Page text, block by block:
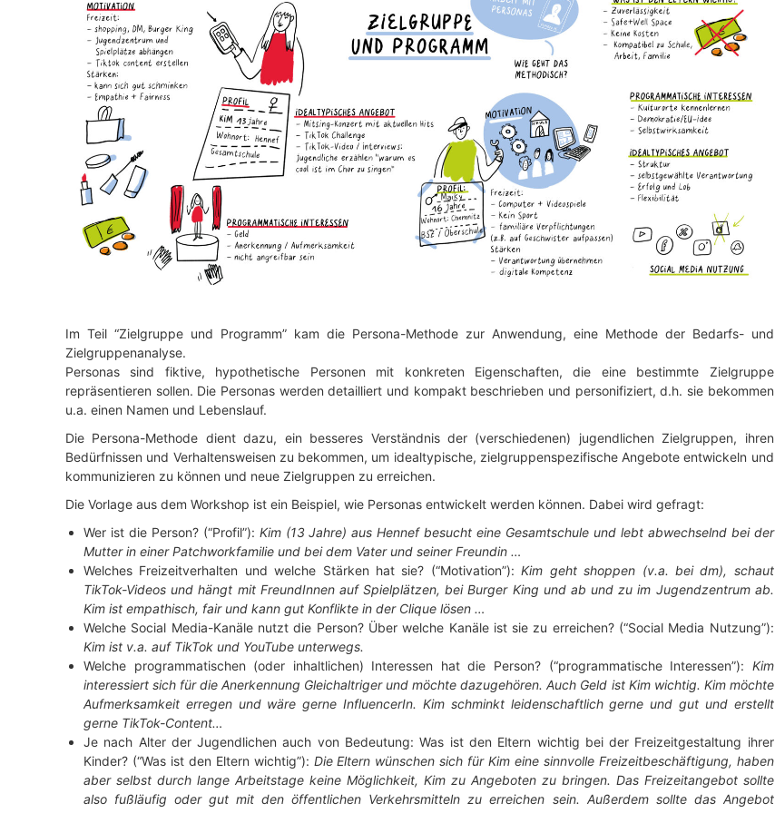
e
r
J
u
d
e
.
V
Im Teil “Zielgruppe und Programm” kam die Persona-Methode zur Anwendung, eine Methode der Bedarfs- und
Zielgruppenanalyse.
Personas sind fiktive, hypothetische Personen mit konkreten Eigenschaften, die eine bestimmte Zielgruppe
repräsentieren sollen. Die Personas werden detailliert und kompakt beschrieben und personifiziert, d.h. sie bekommen
u.a. einen Namen und Lebenslauf.
Die Persona-Methode dient dazu, ein besseres Verständnis der (verschiedenen) jugendlichen Zielgruppen, ihren
Bedürfnissen und Verhaltensweisen zu bekommen, um idealtypische, zielgruppenspezifische Angebote entwickeln und
kommunizieren zu können und neue Zielgruppen zu erreichen.
Die Vorlage aus dem Workshop ist ein Beispiel, wie Personas entwickelt werden können. Dabei wird gefragt:
Wer ist die Person? (“Profil”): Kim (13 Jahre) aus Hennef besucht eine Gesamtschule und lebt abwechselnd bei der
Mutter in einer Patchworkfamilie und bei dem Vater und seiner Freundin …
Welches Freizeitverhalten und welche Stärken hat sie? (“Motivation”):Kim geht shoppen (v.a. bei dm), schaut
TikTok-Videos und hängt mit FreundInnen auf Spielplätzen, bei Burger King und ab und zu im Jugendzentrum ab.
Kim ist empathisch, fair und kann gut Konflikte in der Clique lösen …
Welche Social Media-Kanäle nutzt die Person? Über welche Kanäle ist sie zu erreichen? (“Social Media Nutzung”):
Kim ist v.a. auf TikTok und YouTube unterwegs.
Welche programmatischen (oder inhaltlichen) Interessen hat die Person? (“programmatische Interessen”): Kim
interessiert sich für die Anerkennung Gleichaltriger und möchte dazugehören. Auch Geld ist Kim wichtig. Kim möchte
Aufmerksamkeit erregen und wäre gerne InfluencerIn. Kim schminkt leidenschaftlich gerne und gut und erstellt
gerne TikTok-Content…
Je nach Alter der Jugendlichen auch von Bedeutung: Was ist den Eltern wichtig bei der Freizeitgestaltung ihrer
Kinder? (“Was ist den Eltern wichtig”): Die Eltern wünschen sich für Kim eine sinnvolle Freizeitbeschäftigung, haben
aber selbst durch lange Arbeitstage keine Möglichkeit, Kim zu Angeboten zu bringen. Das Freizeitangebot sollte
also fußläufig oder gut mit den öffentlichen Verkehrsmitteln zu erreichen sein. Außerdem sollte das Angebot